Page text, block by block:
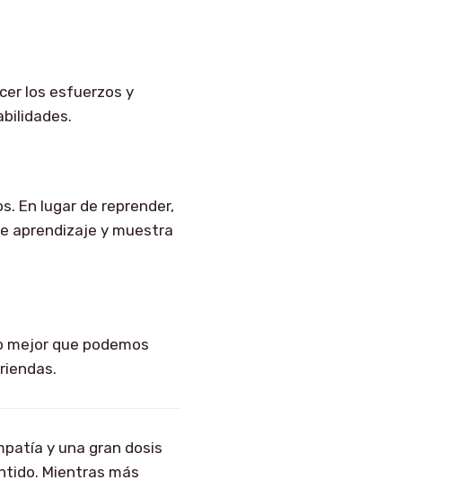
los esfuerzos y
En lugar de reprender,
aprendizaje y muestra
mejor que podemos
y una gran dosis
Mientras más